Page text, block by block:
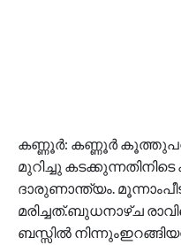
കണ്ണൂർ: കണ്ണൂർ
മുറിച്ചു
ദാരുണാന്ത്യം.
മരിച്ചത്.ബുധനാഴ്ച
ബസ്സിൽ